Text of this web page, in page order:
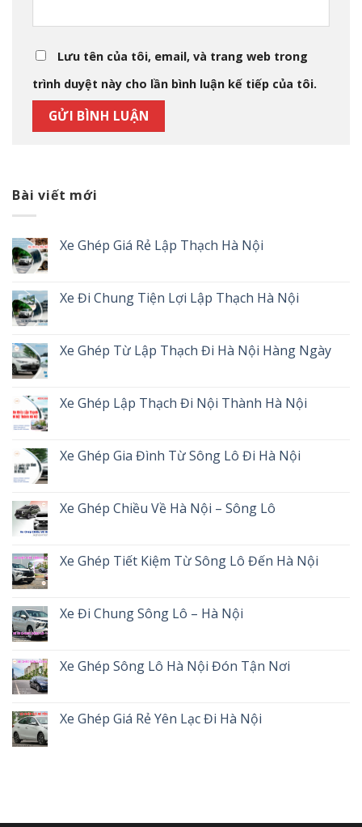
Lưu tên của tôi, email, và trang web trong
trình duyệt này cho lần bình luận kế tiếp của tôi.
Bài viết mới
Xe Ghép Giá Rẻ Lập Thạch Hà Nội
Xe Đi Chung Tiện Lợi Lập Thạch Hà Nội
Xe Ghép Từ Lập Thạch Đi Hà Nội Hàng Ngày
Xe Ghép Lập Thạch Đi Nội Thành Hà Nội
Xe Ghép Gia Đình Từ Sông Lô Đi Hà Nội
Xe Ghép Chiều Về Hà Nội – Sông Lô
Xe Ghép Tiết Kiệm Từ Sông Lô Đến Hà Nội
Xe Đi Chung Sông Lô – Hà Nội
Xe Ghép Sông Lô Hà Nội Đón Tận Nơi
Xe Ghép Giá Rẻ Yên Lạc Đi Hà Nội